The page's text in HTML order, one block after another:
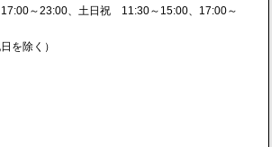
～23:00、土日祝 11:30～15:00、17:00～
を除く）